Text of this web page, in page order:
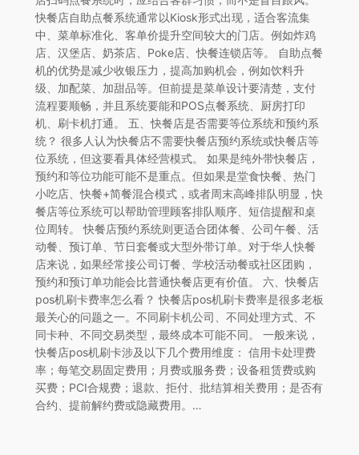
快餐店自助点餐系统通常以Kiosk形式出现，适合客流集
中、菜单标准化、客单价提升空间较大的门店。例如炸鸡
店、汉堡店、奶茶店、Poke店、快餐连锁店等。 自助点餐
机的优势是减少收银压力，提高加购机会，例如饮料升
级、加配菜、加甜品等。但前提是菜单设计要清楚，支付
流程要顺畅，并且系统要能和POS点餐系统、厨房打印
机、刷卡机打通。 五、快餐店是否需要等位系统和预约系
统？ 很多人认为快餐店不需要快餐店预约系统或快餐店等
位系统，但这要看具体经营模式。 如果是纯外带快餐店，
预约和等位功能可能不是重点。但如果是堂食快餐、热门
小吃店、快餐+简餐混合模式，或者周末高峰排队明显，快
餐店等位系统可以帮助管理顾客排队顺序、短信提醒和桌
位周转。 快餐店预约系统则更适合团体餐、公司午餐、活
动餐、预订单、节日套餐或大型外带订单。对于华人快餐
店来说，如果经常接公司订餐、学校活动餐或社区团购，
预约和预订单功能会比普通快餐店更有价值。 六、快餐店
pos机刷卡费率怎么看？ 快餐店pos机刷卡费率是很多老板
最关心的问题之一。不同刷卡机公司、不同处理方式、不
同卡种、不同交易类型，最终成本可能不同。 一般来说，
快餐店pos机刷卡涉及以下几个费用维度： 信用卡处理费
率；每笔交易固定费用；月费或服务费；设备租赁费或购
买费；PCI合规费；退款、拒付、批结算相关费用；是否有
合约、提前解约费或隐藏费用。…